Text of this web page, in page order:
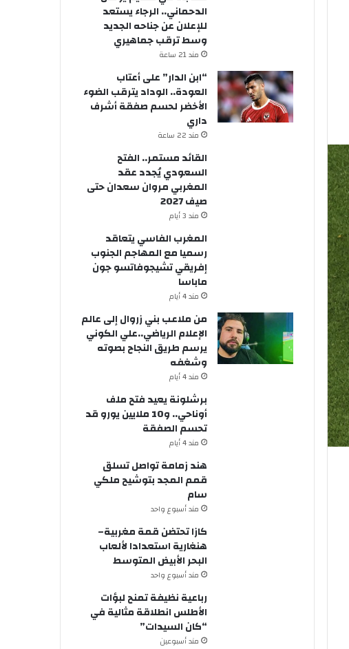
الدحماني.. الرجاء يستعد
للإعلان عن جناحه الجديد
وسط ترقب جماهيري
مند 21 ساعة
“ابن الدار” على أعتاب
العودة.. الوداد يترقب الضوء
الأخضر لحسم صفقة أشرف
داري
مند 22 ساعة
القائد مستمر.. الفتح
السعودي يُجدد عقد
المغربي مروان سعدان حتى
صيف 2027
مند 3 أيام
المغرب الفاسي يتعاقد
رسميا مع المهاجم الجنوب
إفريقي تشيجوفاتسو جون
ماباسا
مند 4 أيام
من ملاعب بني زروال إلى عالم
الإعلام الرياضي..علي الكوني
يرسم طريق النجاح بصوته
وشغفه
مند 4 أيام
برشلونة يعيد فتح ملف
أوناحي.. و10 ملايين يورو قد
تحسم الصفقة
مند 4 أيام
هند زمامة تواصل تسلق
قمم المجد بتوشيح ملكي
سام
مند أسبوع واحد
كازا تحتضن قمة مغربية–
هنغارية استعدادا لألعاب
البحر الأبيض المتوسط
مند أسبوع واحد
رباعية نظيفة تمنح لبؤات
الأطلس انطلاقة مثالية في
“كان السيدات”
مند أسبوعين